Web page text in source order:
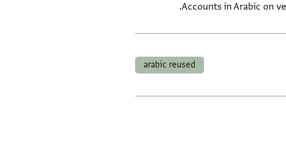
Accounts in Arabic on
arabic reused